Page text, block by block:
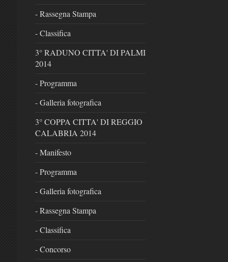
- Rassegna Stampa
- Classifica
3° RADUNO CITTA' DI PALMI
2014
- Programma
- Galleria fotografica
3° COPPA CITTA' DI REGGIO
CALABRIA 2014
- Manifesto
- Programma
- Galleria fotografica
- Rassegna Stampa
- Classifica
- Concorso